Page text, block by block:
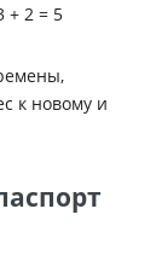
+ 2 = 5
к новому и